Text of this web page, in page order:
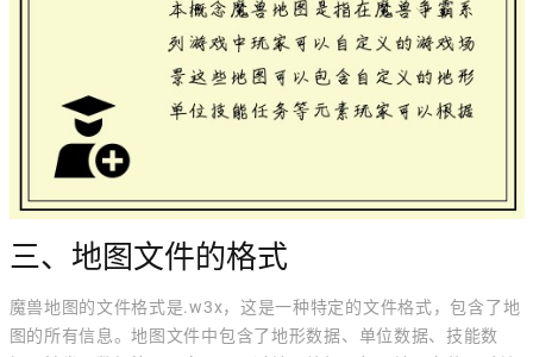
三、地图文件的格式
魔兽地图的文件格式是.w3x，这是一种特定的文件格式，包含了地
图的所有信息。地图文件中包含了地形数据、单位数据、技能数